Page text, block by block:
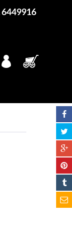
6449916